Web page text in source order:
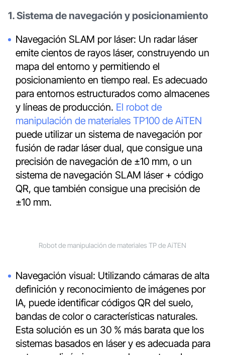
1. Sistema de navegación y posicionamiento
Navegación SLAM por láser: Un radar láser
emite cientos de rayos láser, construyendo un
mapa del entorno y permitiendo el
posicionamiento en tiempo real. Es adecuado
para entornos estructurados como almacenes
y líneas de producción. El robot de
manipulación de materiales TP100 de AiTEN
puede utilizar un sistema de navegación por
fusión de radar láser dual, que consigue una
precisión de navegación de ±10 mm, o un
sistema de navegación SLAM láser + código
QR, que también consigue una precisión de
±10 mm.
Robot de manipulación de materiales TP de AiTEN
Navegación visual: Utilizando cámaras de alta
definición y reconocimiento de imágenes por
IA, puede identificar códigos QR del suelo,
bandas de color o características naturales.
Esta solución es un 30 % más barata que los
sistemas basados en láser y es adecuada para